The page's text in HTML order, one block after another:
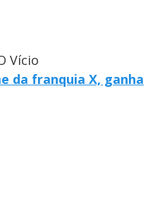
Vício
da franquia X, ganha